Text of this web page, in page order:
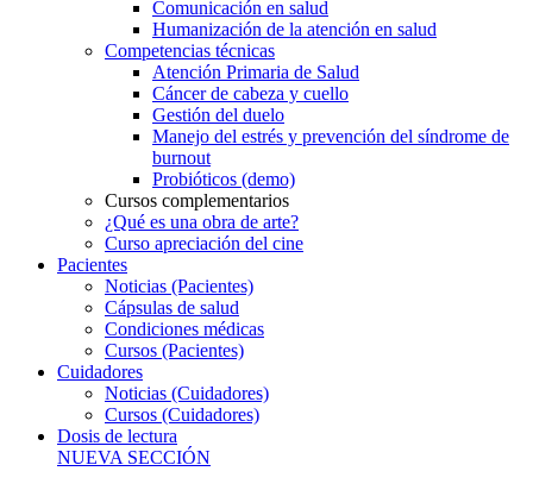
Comunicación en salud
Humanización de la atención en salud
Competencias técnicas
Atención Primaria de Salud
Cáncer de cabeza y cuello
Gestión del duelo
Manejo del estrés y prevención del síndrome de
burnout
Probióticos (demo)
Cursos complementarios
¿Qué es una obra de arte?
Curso apreciación del cine
Pacientes
Noticias (Pacientes)
Cápsulas de salud
Condiciones médicas
Cursos (Pacientes)
Cuidadores
Noticias (Cuidadores)
Cursos (Cuidadores)
Dosis de lectura
NUEVA SECCIÓN